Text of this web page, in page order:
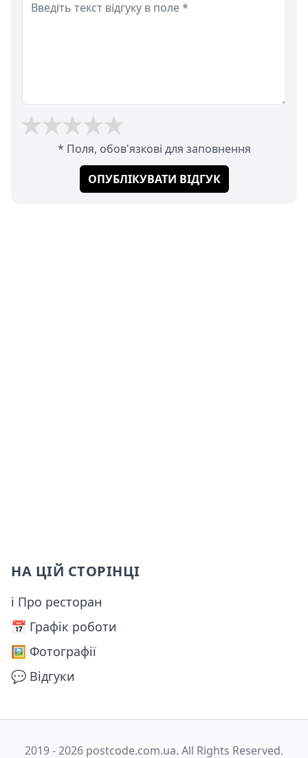
* Поля, обов'язкові для заповнення
ОПУБЛІКУВАТИ ВІДГУК
НА ЦІЙ СТОРІНЦІ
ℹ Про ресторан
📅️ Графік роботи
🖼️ Фотографії
💬 Відгуки
2019 - 2026 postcode.com.ua. All Rights Reserved.